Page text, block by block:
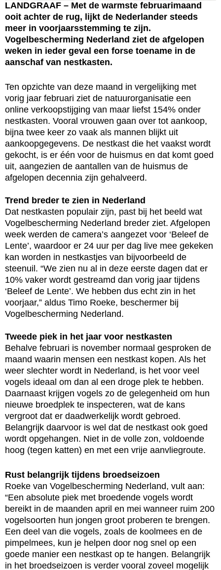
LANDGRAAF – Met de warmste februarimaand
ooit achter de rug, lijkt de Nederlander steeds
meer in voorjaarsstemming te zijn.
Vogelbescherming Nederland ziet de afgelopen
weken in ieder geval een forse toename in de
aanschaf van nestkasten.
Ten opzichte van deze maand in vergelijking met
vorig jaar februari ziet de natuurorganisatie een
online verkoopstijging van maar liefst 154% onder
nestkasten. Vooral vrouwen gaan over tot aankoop,
bijna twee keer zo vaak als mannen blijkt uit
aankoopgegevens. De nestkast die het vaakst wordt
gekocht, is er één voor de huismus en dat komt goed
uit, aangezien de aantallen van de huismus de
afgelopen decennia zijn gehalveerd.
Trend breder te zien in Nederland
Dat nestkasten populair zijn, past bij het beeld wat
Vogelbescherming Nederland breder ziet. Afgelopen
week werden de camera’s aangezet voor ‘Beleef de
Lente’, waardoor er 24 uur per dag live mee gekeken
kan worden in nestkastjes van bijvoorbeeld de
steenuil. “We zien nu al in deze eerste dagen dat er
10% vaker wordt gestreamd dan vorig jaar tijdens
‘Beleef de Lente’. We hebben dus echt zin in het
voorjaar,” aldus Timo Roeke, beschermer bij
Vogelbescherming Nederland.
Tweede piek in het jaar voor nestkasten
Behalve februari is november normaal gesproken de
maand waarin mensen een nestkast kopen. Als het
weer slechter wordt in Nederland, is het voor veel
vogels ideaal om dan al een droge plek te hebben.
Daarnaast krijgen vogels zo de gelegenheid om hun
nieuwe broedplek te inspecteren, wat de kans
vergroot dat er daadwerkelijk wordt gebroed.
Belangrijk daarvoor is wel dat de nestkast ook goed
wordt opgehangen. Niet in de volle zon, voldoende
hoog (tegen katten) en met een vrije aanvliegroute.
Rust belangrijk tijdens broedseizoen
Roeke van Vogelbescherming Nederland, vult aan:
“Een absolute piek met broedende vogels wordt
bereikt in de maanden april en mei wanneer ruim 200
vogelsoorten hun jongen groot proberen te brengen.
Een deel van die vogels, zoals de koolmees en de
pimpelmees, kun je helpen door nog snel op een
goede manier een nestkast op te hangen. Belangrijk
in het broedseizoen is verder vooral zoveel mogelijk